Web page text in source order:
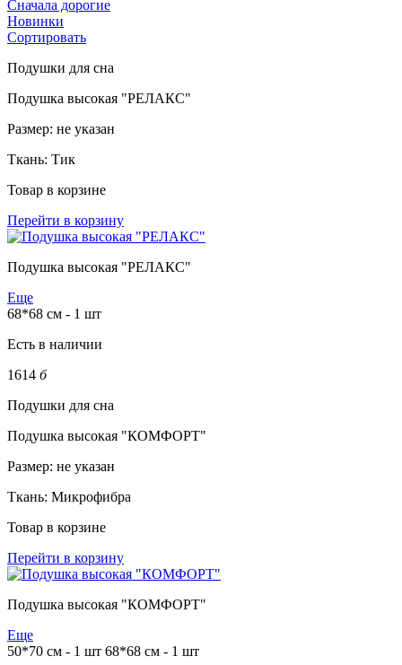
Сначала дорогие
Новинки
Сортировать
Подушки для сна
Подушка высокая "РЕЛАКС"
Размер: не указан
Ткань: Тик
Товар в корзине
Перейти в корзину
Подушка высокая "РЕЛАКС"
Еще
68*68 см - 1 шт
Есть в наличии
1614 б
Подушки для сна
Подушка высокая "КОМФОРТ"
Размер: не указан
Ткань: Микрофибра
Товар в корзине
Перейти в корзину
Подушка высокая "КОМФОРТ"
Еще
50*70 см - 1 шт 68*68 см - 1 шт